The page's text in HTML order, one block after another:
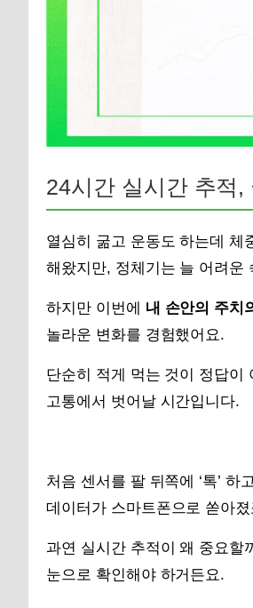
24시간 실시간 추적,
열심히 굶고 운동도 하는데 체
해왔지만, 정체기는 늘 어려운
하지만 이번에 내 손안의 주치
놀라운 변화를 경험했어요.
단순히 적게 먹는 것이 정답이
고통에서 벗어날 시간입니다.
처음 센서를 팔 뒤쪽에 ‘톡’
데이터가 스마트폰으로 쏟아졌
과연 실시간 추적이 왜 중요할
눈으로 확인해야 하거든요.